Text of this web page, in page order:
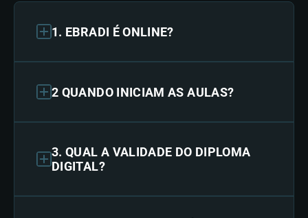
1. EBRADI É ONLINE?
2 QUANDO INICIAM AS AULAS?
3. QUAL A VALIDADE DO DIPLOMA
DIGITAL?